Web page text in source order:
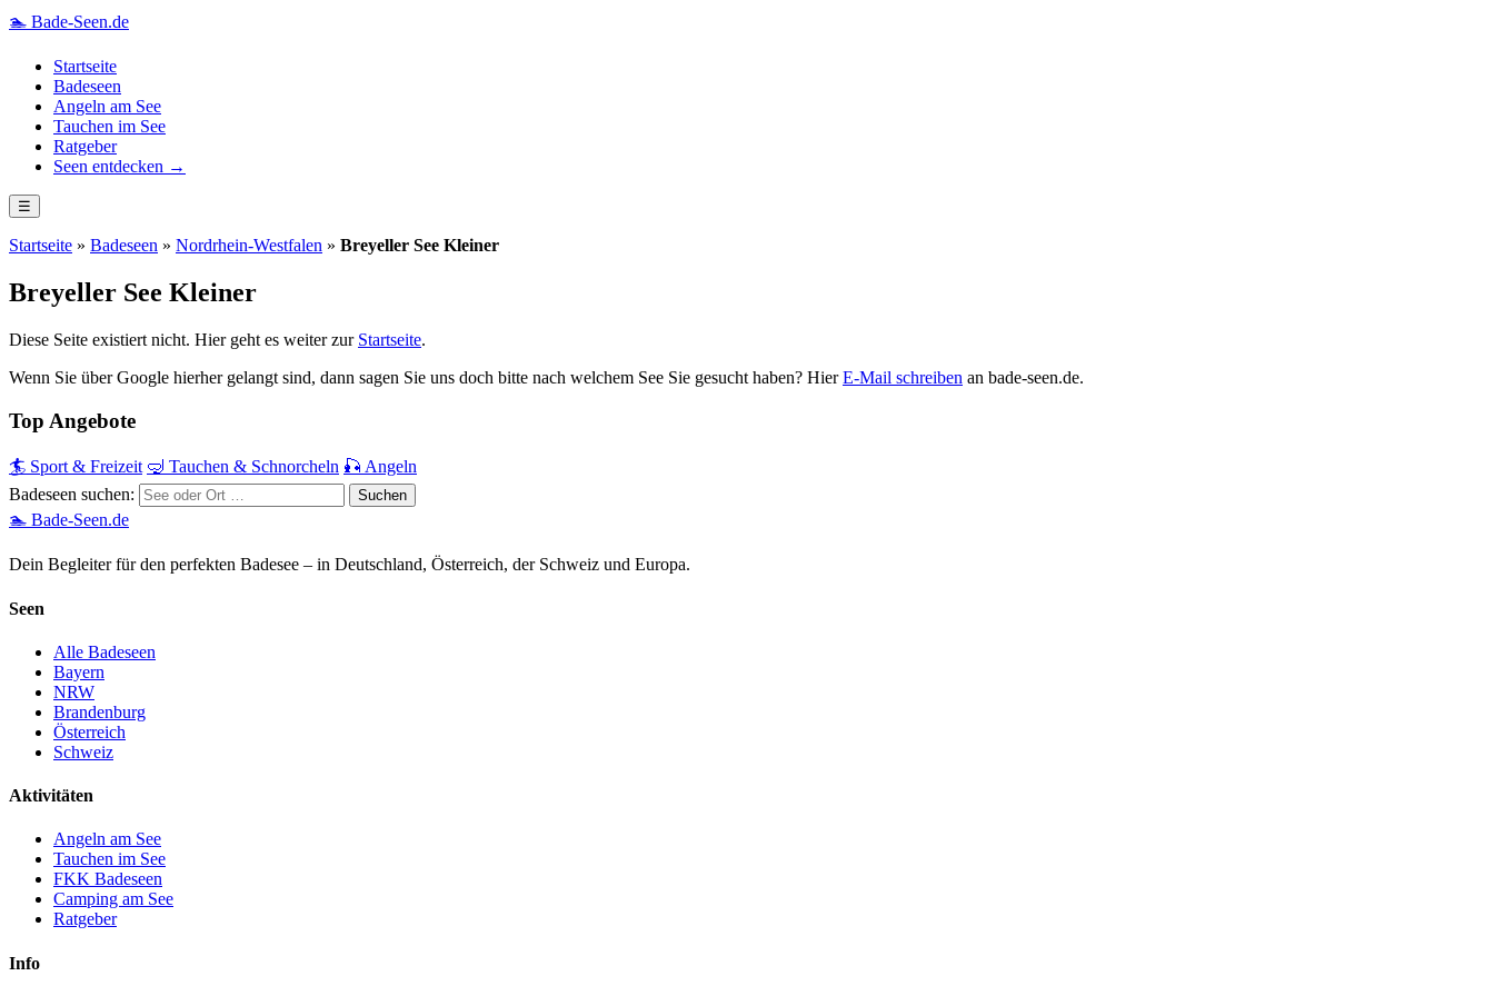
🏊 Bade-Seen.de
Startseite
Badeseen
Angeln am See
Tauchen im See
Ratgeber
Seen entdecken →
☰
Startseite » Badeseen » Nordrhein-Westfalen » Breyeller See Kleiner
Breyeller See Kleiner
Diese Seite existiert nicht. Hier geht es weiter zur Startseite.
Wenn Sie über Google hierher gelangt sind, dann sagen Sie uns doch bitte nach welchem See Sie gesucht haben? HierE-Mail schreiben an bade-seen.de.
Top Angebote
🏄 Sport & Freizeit 🤿 Tauchen & Schnorcheln 🎣 Angeln
Badeseen suchen:
🏊 Bade-Seen.de
Dein Begleiter für den perfekten Badesee – in Deutschland, Österreich, der Schweiz und Europa.
Seen
Alle Badeseen
Bayern
NRW
Brandenburg
Österreich
Schweiz
Aktivitäten
Angeln am See
Tauchen im See
FKK Badeseen
Camping am See
Ratgeber
Info